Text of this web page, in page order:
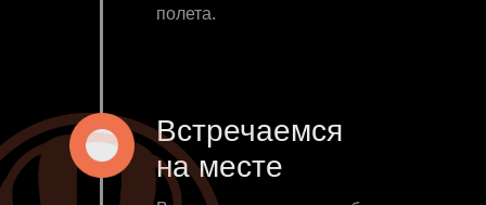
Встречаемся
на месте
полета.